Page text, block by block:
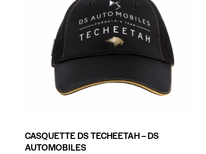
CASQUETTE DS TECHEETAH – DS
AUTOMOBILES